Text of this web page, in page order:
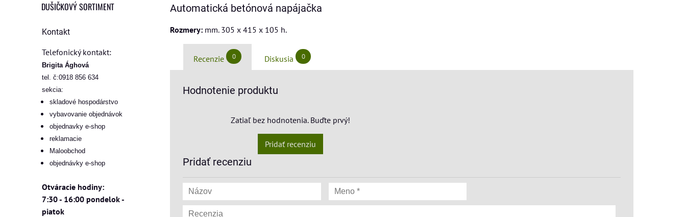
Automatická betónová napájačka
Rozmery: mm. 305 x 415 x 105 h.
Recenzie 0 Diskusia 0
Hodnotenie produktu
Zatiaľ bez hodnotenia. Buďte prvý!
Pridať recenziu
Pridať recenziu
DUŠIČKOVÝ SORTIMENT
Kontakt
Telefonický kontakt:
Brigita Ághová
tel. č:0918 856 634
sekcia:
skladové hospodárstvo
vybavovanie objednávok
objednavky e-shop
reklamacie
Maloobchod
objednávky e-shop
Otváracie hodiny:
7:30 - 16:00 pondelok -
piatok